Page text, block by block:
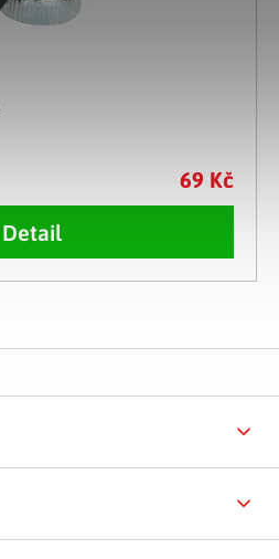
69 Kč
Detail